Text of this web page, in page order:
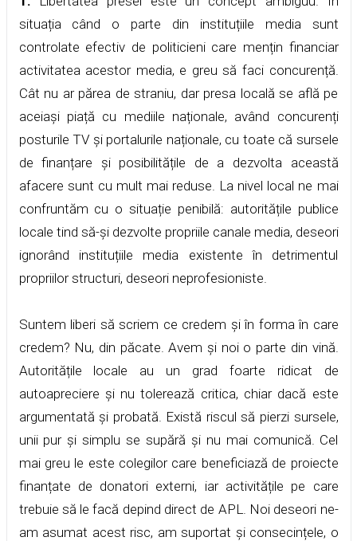
situația când o parte din instituțiile media sunt
controlate efectiv de politicieni care mențin financiar
activitatea acestor media, e greu să faci concurență.
Cât nu ar părea de straniu, dar presa locală se află pe
aceiași piață cu mediile naționale, având concurenți
posturile TV și portalurile naționale, cu toate că sursele
de finanțare și posibilitățile de a dezvolta această
afacere sunt cu mult mai reduse. La nivel local ne mai
confruntăm cu o situație penibilă: autoritățile publice
locale tind să-și dezvolte propriile canale media, deseori
ignorând instituțiile media existente în detrimentul
propriilor structuri, deseori neprofesioniste.
Suntem liberi să scriem ce credem și în forma în care
credem? Nu, din păcate. Avem și noi o parte din vină.
Autoritățile locale au un grad foarte ridicat de
autoapreciere și nu tolerează critica, chiar dacă este
argumentată și probată. Există riscul să pierzi sursele,
unii pur și simplu se supără și nu mai comunică. Cel
mai greu le este colegilor care beneficiază de proiecte
finanțate de donatori externi, iar activitățile pe care
trebuie să le facă depind direct de APL. Noi deseori ne-
am asumat acest risc, am suportat și consecințele, o